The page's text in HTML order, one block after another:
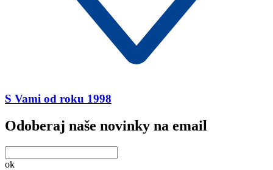
S Vami od roku 1998
Odoberaj naše novinky na email
ok